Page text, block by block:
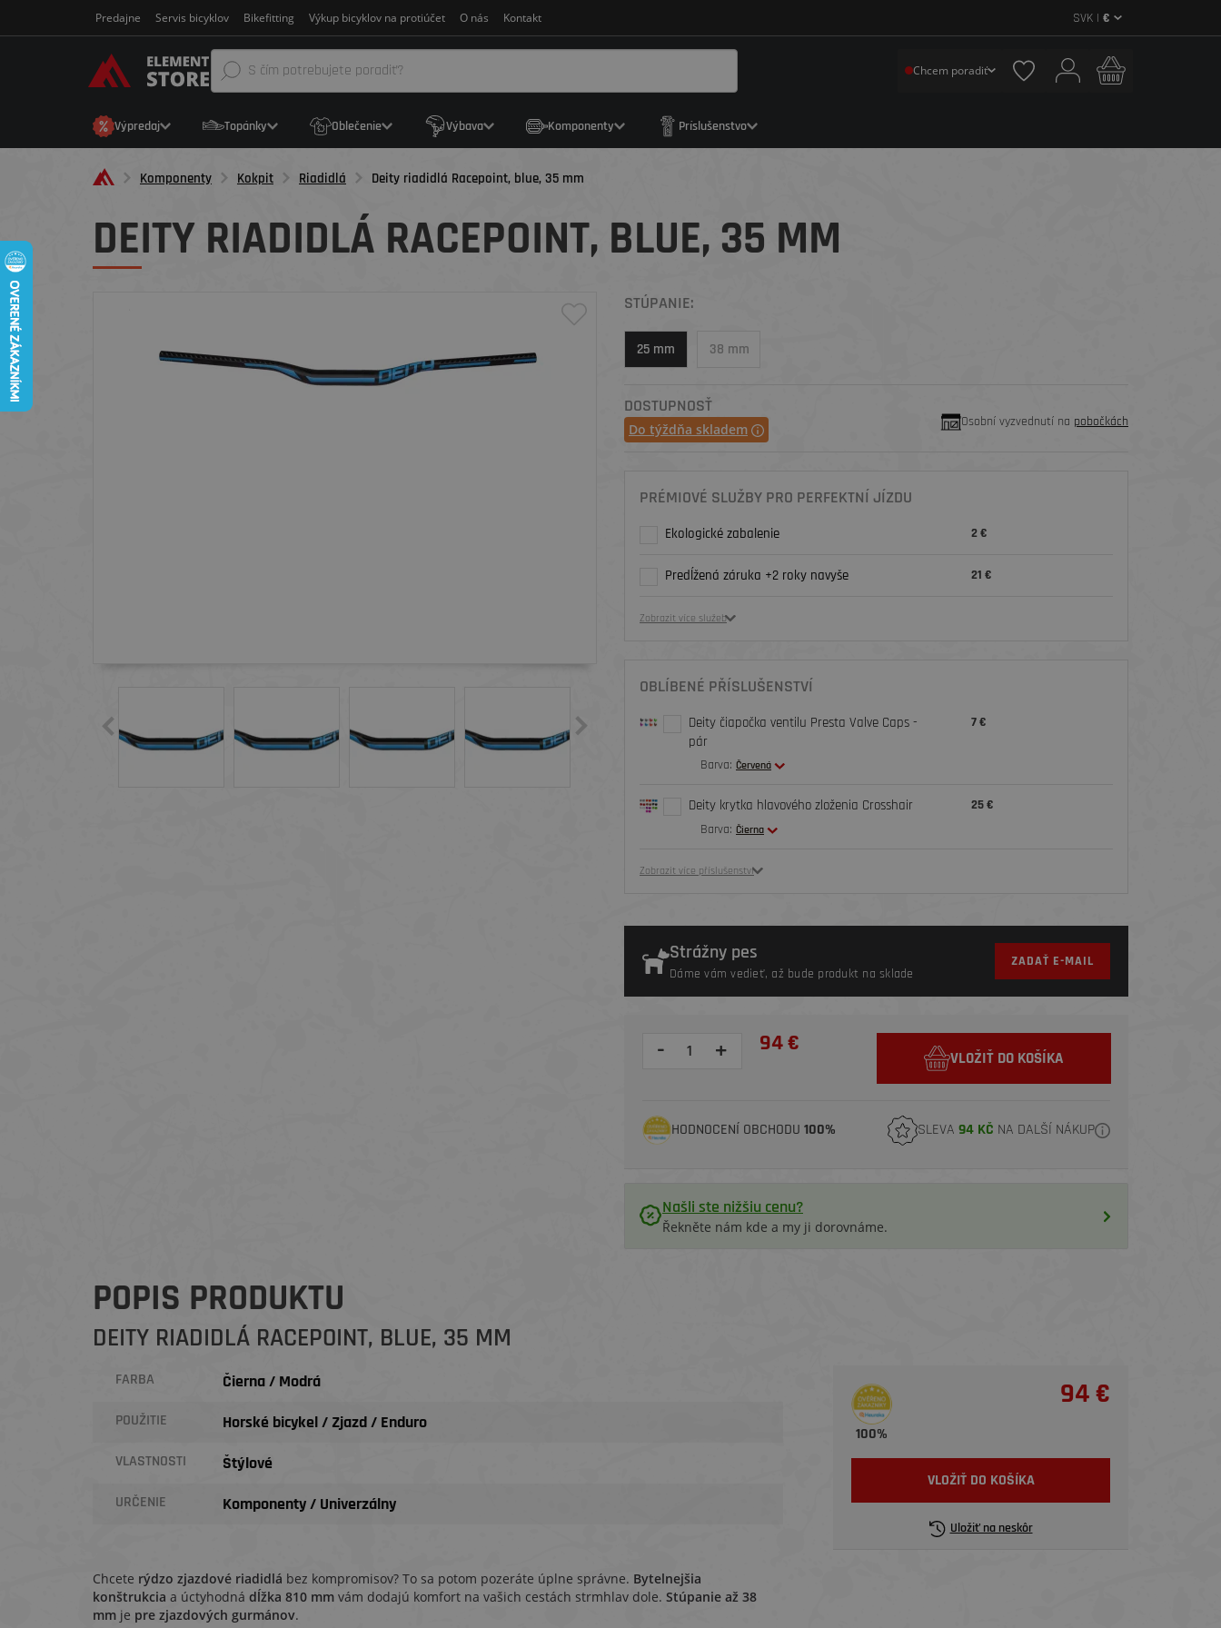
Predajne Servis bicyklov Bikefitting Výkup bicyklov na protiúčet O nás Kontakt SVK | €
Chcem poradiť
Výpredaj Topánky Oblečenie Výbava Komponenty Príslušenstvo
Komponenty Kokpit Riadidlá Deity riadidlá Racepoint, blue, 35 mm
DEITY RIADIDLÁ RACEPOINT, BLUE, 35 MM
STÚPANIE:
25 mm 38 mm
DOSTUPNOSŤ
Do týždňa skladem Osobní vyzvednutí na pobočkách
PRÉMIOVÉ SLUŽBY PRO PERFEKTNÍ JÍZDU
Ekologické zabalenie 2 €
Predĺžená záruka +2 roky navyše 21 €
Zobrazit více služeb
OBLÍBENÉ PŘÍSLUŠENSTVÍ
Deity čiapočka ventilu Presta Valve Caps -
pár
Barva: Červená
7 €
Deity krytka hlavového zloženia Crosshair
Barva: Čierna
25 €
Zobrazit více příslušenství
Strážny pes
Dáme vám vedieť, až bude produkt na sklade
ZADAŤ E-MAIL
- + 94 €
VLOŽIŤ DO KOŠÍKA
HODNOCENÍ OBCHODU 100% SLEVA 94 KČ NA DALŠÍ NÁKUP
Našli ste nižšiu cenu?
Řekněte nám kde a my ji dorovnáme.
POPIS PRODUKTU
DEITY RIADIDLÁ RACEPOINT, BLUE, 35 MM
FARBA Čierna / Modrá
POUŽITIE Horské bicykel / Zjazd / Enduro
VLASTNOSTI Štýlové
URČENIE Komponenty / Univerzálny
Chcete rýdzo zjazdové riadidlá bez kompromisov? To sa potom pozeráte úplne správne. Bytelnejšia
konštrukcia a úctyhodná dĺžka 810 mm vám dodajú komfort na vašich cestách strmhlav dole. Stúpanie až 38
mm je pre zjazdových gurmánov.
100%
94 €
VLOŽIŤ DO KOŠÍKA
Uložiť na neskôr